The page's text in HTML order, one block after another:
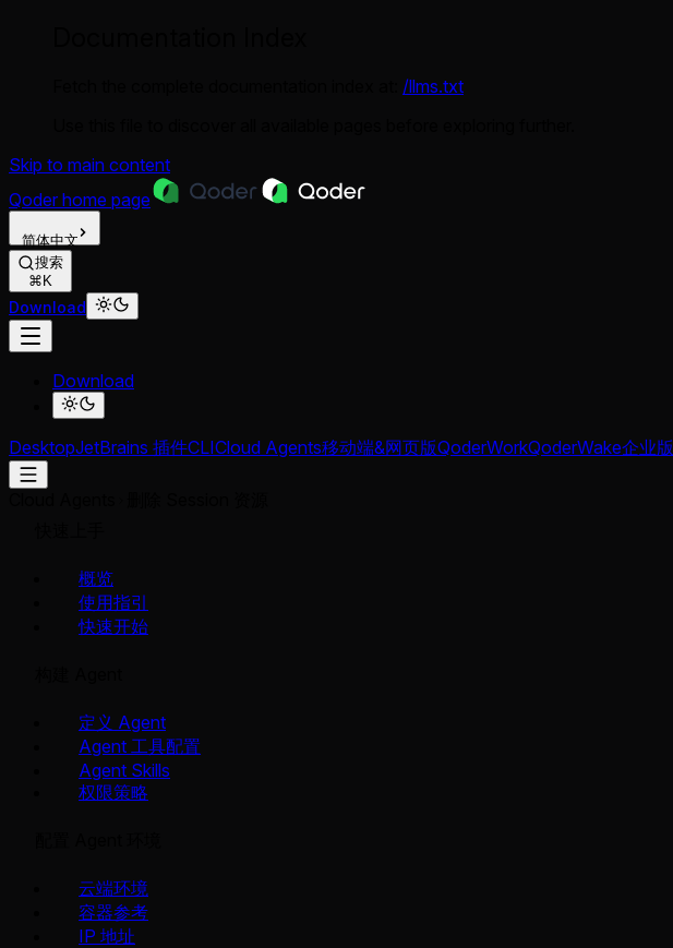
/llms.txt
Skip to main content
Qoder home page
简体中文
搜索
⌘K
Download
Download
DesktopJetBrains 插件CLICloud Agents移动端&网页版QoderWorkQoderWake企业版
概览
使用指引
快速开始
定义 Agent
Agent 工具配置
Agent Skills
权限策略
云端环境
容器参考
IP 地址